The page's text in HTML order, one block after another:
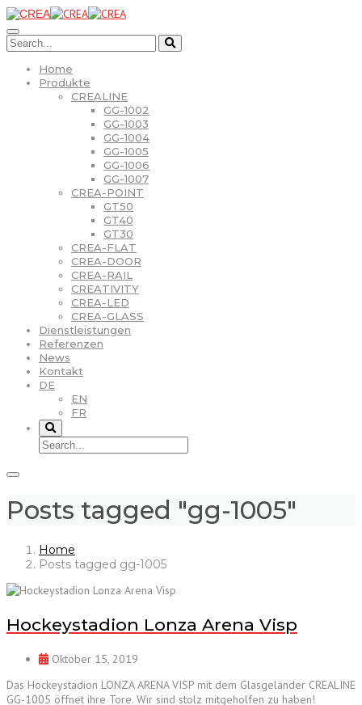
Home
Produkte
CREALINE
GG-1002
GG-1003
GG-1004
GG-1005
GG-1006
GG-1007
CREA-POINT
GT50
GT40
GT30
CREA-FLAT
CREA-DOOR
CREA-RAIL
CREATIVITY
CREA-LED
CREA-GLASS
Dienstleistungen
Referenzen
News
Kontakt
DE
EN
FR
Posts tagged "gg-1005"
Home
Posts tagged gg-1005
Hockeystadion Lonza Arena Visp
Oktober 15, 2019
Das Hockeystadion LONZA ARENA VISP mit dem Glasgeländer CREALINE
GG-1005 öffnet ihre Tore. Wir sind stolz mitgeholfen zu haben!